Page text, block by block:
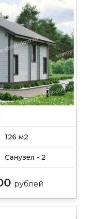
126 м2
Санузел - 2
рублей